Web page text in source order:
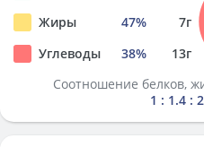
Жиры
47% 7г
Углеводы
38% 13г
Соотношение белков,
1 : 1.4 :